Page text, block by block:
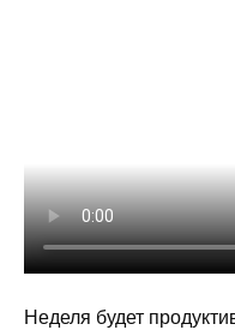
Неделя будет